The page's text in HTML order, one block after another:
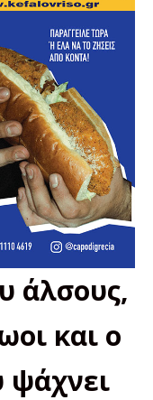
άλσους,
και ο
ψάχνει